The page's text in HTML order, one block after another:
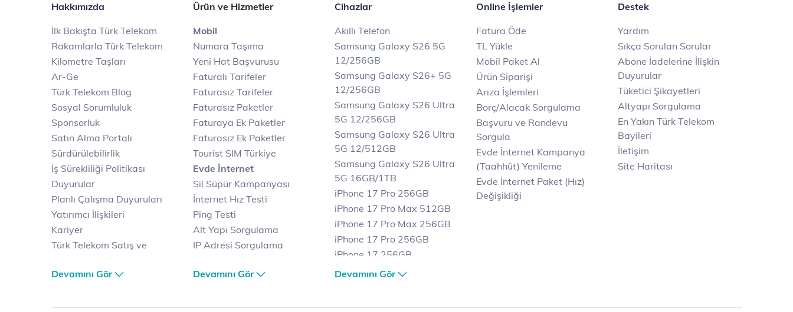
Hakkımızda
İlk Bakışta Türk Telekom
Rakamlarla Türk Telekom
Kilometre Taşları
Ar-Ge
Türk Telekom Blog
Sosyal Sorumluluk
Sponsorluk
Satın Alma Portalı
Sürdürülebilirlik
İş Sürekliliği Politikası
Duyurular
Planlı Çalışma Duyuruları
Yatırımcı İlişkileri
Kariyer
Türk Telekom Satış ve
Türk Telekom Finansal
Türk Telekom Afet Tedbirleri
Devamını Gör
Ürün ve Hizmetler
Mobil
Numara Taşıma
Yeni Hat Başvurusu
Faturalı Tarifeler
Faturasız Tarifeler
Faturasız Paketler
Faturaya Ek Paketler
Faturasız Ek Paketler
Tourist SIM Türkiye
Evde İnternet
Sil Süpür Kampanyası
İnternet Hız Testi
Ping Testi
Alt Yapı Sorgulama
IP Adresi Sorgulama
Avantajlı İnternet
Fiber İnternet
Devamını Gör
Cihazlar
Akıllı Telefon
Samsung Galaxy S26 5G
12/256GB
Samsung Galaxy S26+ 5G
12/256GB
Samsung Galaxy S26 Ultra
5G 12/256GB
Samsung Galaxy S26 Ultra
5G 12/512GB
Samsung Galaxy S26 Ultra
5G 16GB/1TB
iPhone 17 Pro 256GB
iPhone 17 Pro Max 512GB
iPhone 17 Pro Max 256GB
iPhone 17 Pro 256GB
iPhone 17 256GB
iPhone 17 Air 256GB
Devamını Gör
Online İşlemler
Fatura Öde
TL Yükle
Mobil Paket Al
Ürün Siparişi
Arıza İşlemleri
Borç/Alacak Sorgulama
Başvuru ve Randevu
Sorgula
Evde İnternet Kampanya
(Taahhüt) Yenileme
Evde İnternet Paket (Hız)
Değişikliği
Destek
Yardım
Sıkça Sorulan Sorular
Abone İadelerine İlişkin
Duyurular
Tüketici Şikayetleri
Altyapı Sorgulama
En Yakın Türk Telekom
Bayileri
İletişim
Site Haritası